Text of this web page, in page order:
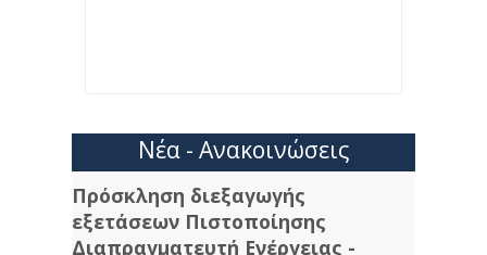
Νέα - Ανακοινώσεις
Πρόσκληση διεξαγωγής
εξετάσεων Πιστοποίησης
Διαπραγματευτή Ενέργειας -